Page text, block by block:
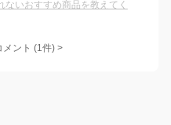
いおすすめ商品を教えてく
ント (1件) >